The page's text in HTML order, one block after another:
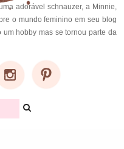
adorável schnauzer, a Minnie,
o mundo feminino em seu blog
hobby mas se tornou parte da